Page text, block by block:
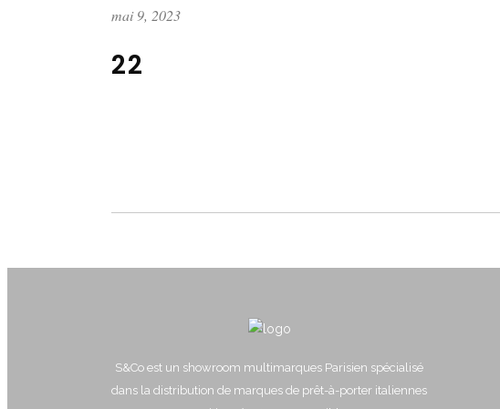
mai 9, 2023
22
S&Co est un showroom multimarques Parisien spécialisé
dans la distribution de marques de prêt-à-porter italiennes